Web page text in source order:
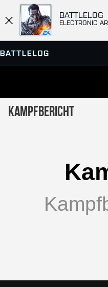
BATTLELOG
ELECTRONIC
SERVER-BROWSER
Kampfbericht